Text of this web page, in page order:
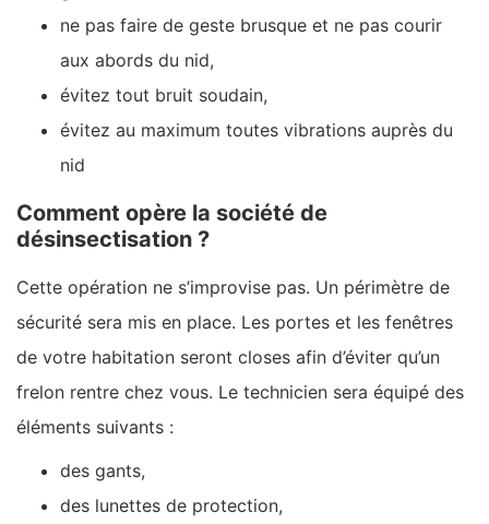
ne pas faire de geste brusque et ne pas courir
aux abords du nid,
évitez tout bruit soudain,
évitez au maximum toutes vibrations auprès du
nid
Comment opère la société de
désinsectisation ?
Cette opération ne s’improvise pas. Un périmètre de
sécurité sera mis en place. Les portes et les fenêtres
de votre habitation seront closes afin d’éviter qu’un
frelon rentre chez vous. Le technicien sera équipé des
éléments suivants :
des gants,
des lunettes de protection,